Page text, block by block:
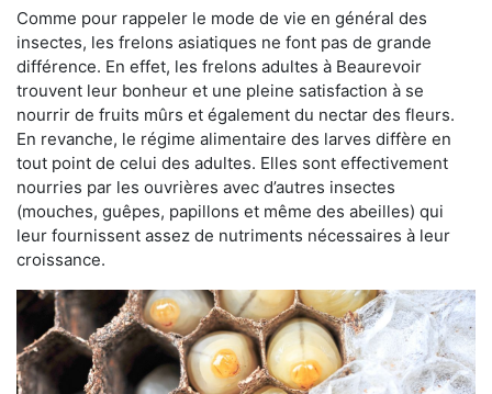
Comme pour rappeler le mode de vie en général des
insectes, les frelons asiatiques ne font pas de grande
différence. En effet, les frelons adultes à Beaurevoir
trouvent leur bonheur et une pleine satisfaction à se
nourrir de fruits mûrs et également du nectar des fleurs.
En revanche, le régime alimentaire des larves diffère en
tout point de celui des adultes. Elles sont effectivement
nourries par les ouvrières avec d’autres insectes
(mouches, guêpes, papillons et même des abeilles) qui
leur fournissent assez de nutriments nécessaires à leur
croissance.